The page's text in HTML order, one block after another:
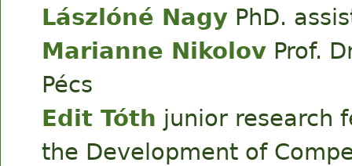
Lászlóné Nagy PhD.
Marianne Nikolov Prof.
Pécs
Edit Tóth junior research
the Development of